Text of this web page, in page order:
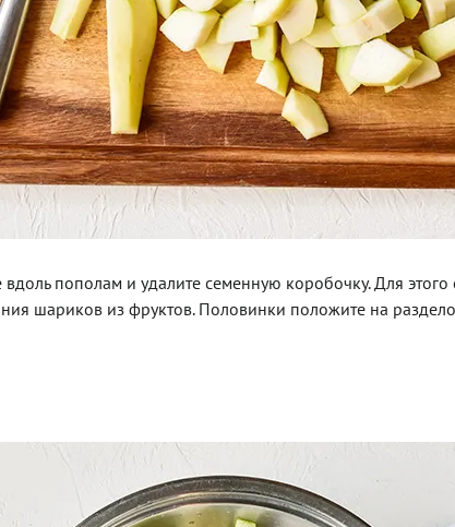
пополам и удалите семенную коробочку. Для этого
шариков из фруктов. Половинки положите на